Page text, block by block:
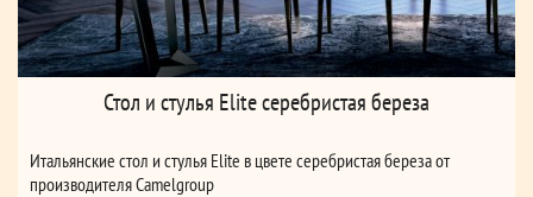
Стол и стулья Elite серебристая береза
Итальянские стол и стулья Elite в цвете серебристая береза от
производителя Camelgroup